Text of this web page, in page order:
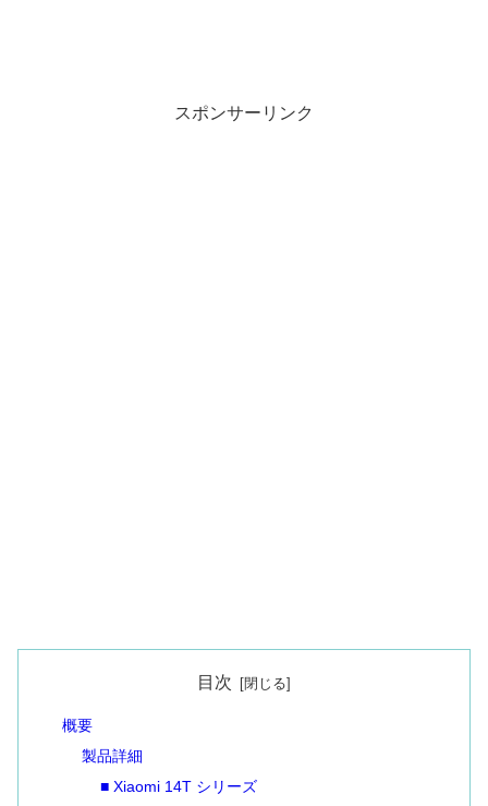
スポンサーリンク
目次
概要
製品詳細
■ Xiaomi 14T シリーズ